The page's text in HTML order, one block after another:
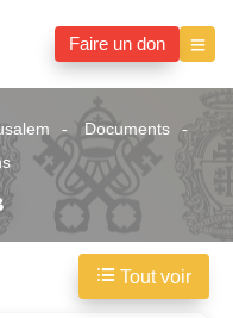
Faire un don
Documents
Tout voir